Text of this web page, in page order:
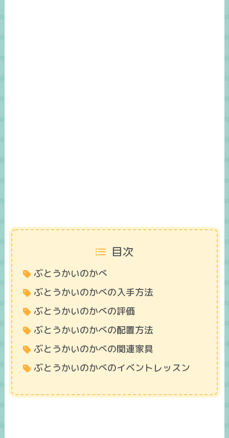
目次
ぶとうかいのかべ
ぶとうかいのかべの入手方法
ぶとうかいのかべの評価
ぶとうかいのかべの配置方法
ぶとうかいのかべの関連家具
ぶとうかいのかべのイベントレッスン